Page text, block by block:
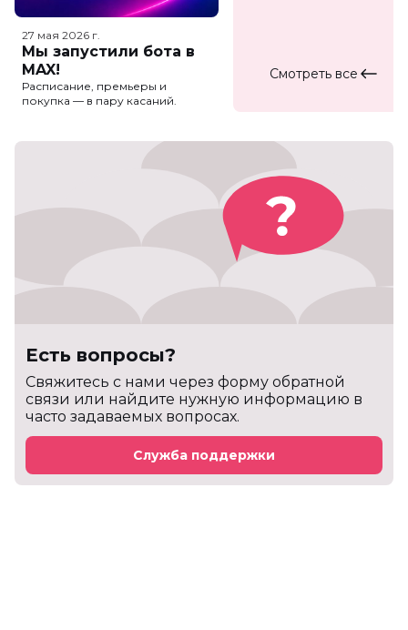
27 мая 2026 г.
Мы запустили бота в
MAX!
Расписание, премьеры и
покупка — в пару касаний.
Смотреть все
Есть вопросы?
Cвяжитесь с нами через форму обратной
связи или найдите нужную информацию в
часто задаваемых вопросах.
Служба поддержки